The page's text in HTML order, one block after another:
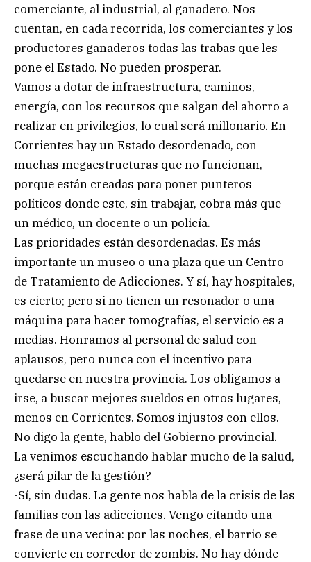
comerciante, al industrial, al ganadero. Nos
cuentan, en cada recorrida, los comerciantes y los
productores ganaderos todas las trabas que les
pone el Estado. No pueden prosperar.
Vamos a dotar de infraestructura, caminos,
energía, con los recursos que salgan del ahorro a
realizar en privilegios, lo cual será millonario. En
Corrientes hay un Estado desordenado, con
muchas megaestructuras que no funcionan,
porque están creadas para poner punteros
políticos donde este, sin trabajar, cobra más que
un médico, un docente o un policía.
Las prioridades están desordenadas. Es más
importante un museo o una plaza que un Centro
de Tratamiento de Adicciones. Y sí, hay hospitales,
es cierto; pero si no tienen un resonador o una
máquina para hacer tomografías, el servicio es a
medias. Honramos al personal de salud con
aplausos, pero nunca con el incentivo para
quedarse en nuestra provincia. Los obligamos a
irse, a buscar mejores sueldos en otros lugares,
menos en Corrientes. Somos injustos con ellos.
No digo la gente, hablo del Gobierno provincial.
La venimos escuchando hablar mucho de la salud,
¿será pilar de la gestión?
-Sí, sin dudas. La gente nos habla de la crisis de las
familias con las adicciones. Vengo citando una
frase de una vecina: por las noches, el barrio se
convierte en corredor de zombis. No hay dónde